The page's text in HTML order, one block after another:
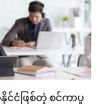
ငံဖြစ်တဲ့ စင်ကာပူ